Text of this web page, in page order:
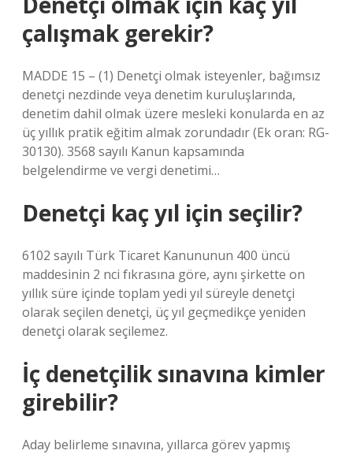
çalışmak gerekir?
MADDE 15 – (1) Denetçi olmak isteyenler, bağımsız
denetçi nezdinde veya denetim kuruluşlarında,
denetim dahil olmak üzere mesleki konularda en az
üç yıllık pratik eğitim almak zorundadır (Ek oran: RG-
30130). 3568 sayılı Kanun kapsamında
belgelendirme ve vergi denetimi…
Denetçi kaç yıl için seçilir?
6102 sayılı Türk Ticaret Kanununun 400 üncü
maddesinin 2 nci fıkrasına göre, aynı şirkette on
yıllık süre içinde toplam yedi yıl süreyle denetçi
olarak seçilen denetçi, üç yıl geçmedikçe yeniden
denetçi olarak seçilemez.
İç denetçilik sınavına kimler
girebilir?
Aday belirleme sınavına, yıllarca görev yapmış